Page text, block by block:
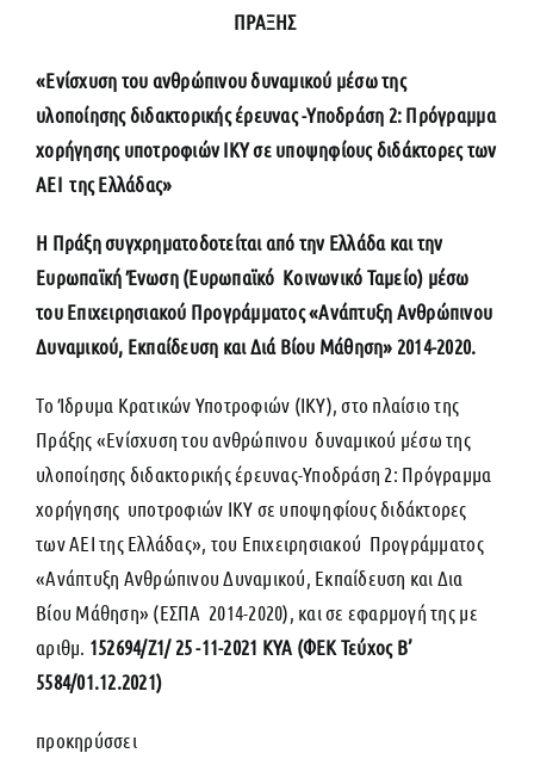
ΠΡΑΞΗΣ
«Ενίσχυση του ανθρώπινου δυναμικού μέσω της
υλοποίησης διδακτορικής έρευνας -Υποδράση 2: Πρόγραμμα
χορήγησης υποτροφιών ΙΚΥ σε υποψηφίους διδάκτορες των
ΑΕΙ της Ελλάδας»
Η Πράξη συγχρηματοδοτείται από την Ελλάδα και την
Ευρωπαϊκή Ένωση (Ευρωπαϊκό Κοινωνικό Ταμείο) μέσω
του Επιχειρησιακού Προγράμματος «Ανάπτυξη Ανθρώπινου
Δυναμικού, Εκπαίδευση και Διά Βίου Μάθηση» 2014-2020.
Tο Ίδρυμα Κρατικών Υποτροφιών (ΙΚΥ), στο πλαίσιο της
Πράξης «Ενίσχυση του ανθρώπινου δυναμικού μέσω της
υλοποίησης διδακτορικής έρευνας-Υποδράση 2: Πρόγραμμα
χορήγησης υποτροφιών ΙΚΥ σε υποψηφίους διδάκτορες
των ΑΕΙ της Ελλάδας», του Επιχειρησιακού Προγράμματος
«Ανάπτυξη Ανθρώπινου Δυναμικού, Εκπαίδευση και Δια
Βίου Μάθηση» (ΕΣΠΑ 2014-2020), και σε εφαρμογή της με
αριθμ. 152694/Ζ1/ 25 -11-2021 ΚΥΑ (ΦΕΚ Τεύχος B’
5584/01.12.2021)
προκηρύσσει